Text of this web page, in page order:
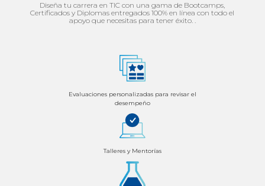
Diseña tu carrera en TIC con una gama de Bootcamps,
Certificados y Diplomas entregados 100% en línea con todo el
apoyo que necesitas para tener éxito. .
Evaluaciones personalizadas para revisar el
desempeño
Talleres y Mentorías